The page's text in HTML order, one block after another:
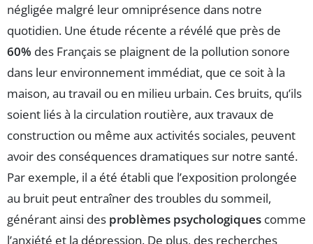
négligée malgré leur omniprésence dans notre
quotidien. Une étude récente a révélé que près de
60% des Français se plaignent de la pollution sonore
dans leur environnement immédiat, que ce soit à la
maison, au travail ou en milieu urbain. Ces bruits, qu’ils
soient liés à la circulation routière, aux travaux de
construction ou même aux activités sociales, peuvent
avoir des conséquences dramatiques sur notre santé.
Par exemple, il a été établi que l’exposition prolongée
au bruit peut entraîner des troubles du sommeil,
générant ainsi des problèmes psychologiques comme
l’anxiété et la dépression. De plus, des recherches